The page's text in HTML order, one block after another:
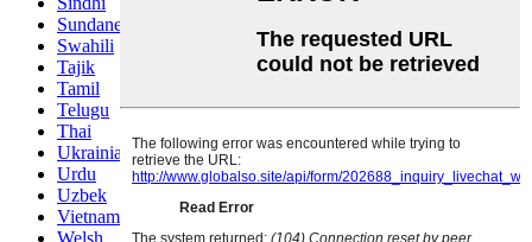
Sundanese
Swahili
Tajik
Tamil
Telugu
Thai
Ukrainian
Urdu
Uzbek
Vietnamese
Welsh